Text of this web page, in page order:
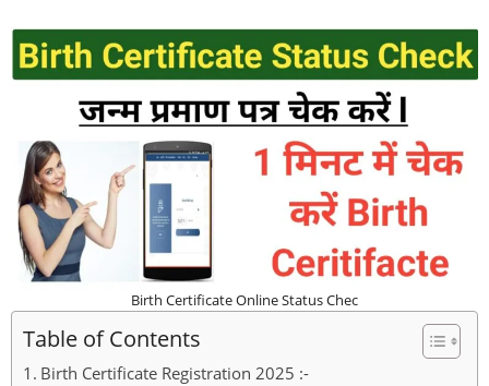
Birth Certificate Online Status Chec
Table of Contents
Birth Certificate Registration 2025 :-